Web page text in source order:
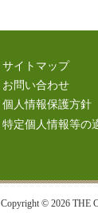
サイトマップ
お問い合わせ
個人情報保護方針
特定個人情報等の
Copyright © 2026 THE